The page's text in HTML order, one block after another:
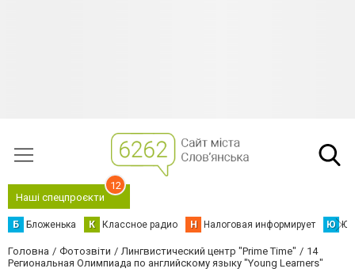
Наші спецпроєкти
12
Б Бложенька К Классное радио Н Налоговая информирует Ю
Головна Фотозвіти Лингвистический центр "Prime Time"
14
Региональная Олимпиада по английскому языку "Young Learners"